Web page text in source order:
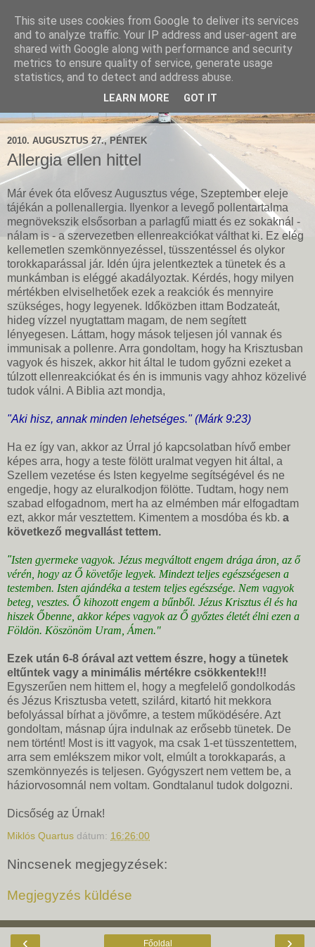
Kereszténység Ma
Építő, hasznos, elgondolkodtató teológiai írások a mai
kereszténységről, keresztény egyházról, gyülekezetekről és
a bibliai hitről. Hitvédelmi blog.
2010. AUGUSZTUS 27., PÉNTEK
Allergia ellen hittel
Már évek óta elővesz Augusztus vége, Szeptember eleje
tájékán a pollenallergia. Ilyenkor a levegő pollentartalma
megnövekszik elsősorban a parlagfű miatt és ez sokaknál -
nálam is - a szervezetben ellenreakciókat válthat ki. Ez elég
kellemetlen szemkönnyezéssel, tüsszentéssel és olykor
torokkaparással jár. Idén újra jelentkeztek a tünetek és a
munkámban is eléggé akadályoztak. Kérdés, hogy milyen
mértékben elviselhetőek ezek a reakciók és mennyire
szükséges, hogy legyenek. Időközben ittam Bodzateát,
hideg vízzel nyugtattam magam, de nem segített
lényegesen. Láttam, hogy mások teljesen jól vannak és
immunisak a pollenre. Arra gondoltam, hogy ha Krisztusban
vagyok és hiszek, akkor hit által le tudom győzni ezeket a
túlzott ellenreakciókat és én is immunis vagy ahhoz közelivé
tudok válni. A Biblia azt mondja,
"Aki hisz, annak minden lehetséges." (Márk 9:23)
Ha ez így van, akkor az Úrral jó kapcsolatban hívő ember
képes arra, hogy a teste fölött uralmat vegyen hit által, a
Szellem vezetése és Isten kegyelme segítségével és ne
engedje, hogy az eluralkodjon fölötte. Tudtam, hogy nem
szabad elfogadnom, mert ha az elmémben már elfogadtam
ezt, akkor már vesztettem. Kimentem a mosdóba és kb. a
következő megvallást tettem.
"Isten gyermeke vagyok. Jézus megváltott engem drága áron, az ő
vérén, hogy az Ő követője legyek. Mindezt teljes egészségesen a
testemben. Isten ajándéka a testem teljes egészsége. Nem vagyok
beteg, vesztes. Ő kihozott engem a bűnből. Jézus Krisztus él és ha
hiszek Őbenne, akkor képes vagyok az Ő győztes életét élni ezen a
Földön. Köszönöm Uram, Ámen."
Ezek után 6-8 órával azt vettem észre, hogy a tünetek
eltűntek vagy a minimális mértékre csökkentek!!!
Egyszerűen nem hittem el, hogy a megfelelő gondolkodás
és Jézus Krisztusba vetett, szilárd, kitartó hit mekkora
befolyással bírhat a jövőmre, a testem működésére. Azt
gondoltam, másnap újra indulnak az erősebb tünetek. De
nem történt! Most is itt vagyok, ma csak 1-et tüsszentettem,
arra sem emlékszem mikor volt, elmúlt a torokkaparás, a
szemkönnyezés is teljesen. Gyógyszert nem vettem be, a
háziorvosomnál nem voltam. Gondtalanul tudok dolgozni.
Dicsőség az Úrnak!
Miklós Quartus dátum: 16:26:00
Nincsenek megjegyzések:
Megjegyzés küldése
‹ ›
Főoldal
This site uses cookies from Google to deliver its services
and to analyze traffic. Your IP address and user-agent are
shared with Google along with performance and security
metrics to ensure quality of service, generate usage
statistics, and to detect and address abuse.
LEARN MORE GOT IT